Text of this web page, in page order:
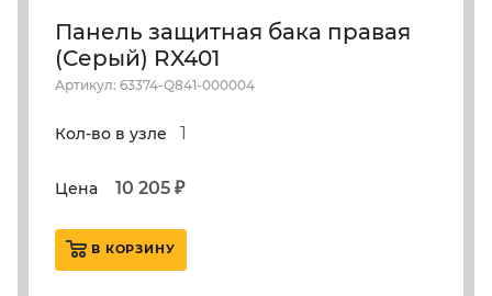
Панель защитная бака правая
(Серый) RX401
Артикул: 63374-Q841-000004
Кол-во в узле 1
Цена 10 205 ₽
В КОРЗИНУ